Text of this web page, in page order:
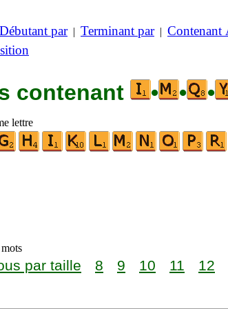
Débutant par| Terminant par| Contenant
contenant • • •
lettre
par taille 8 9 10 11 12